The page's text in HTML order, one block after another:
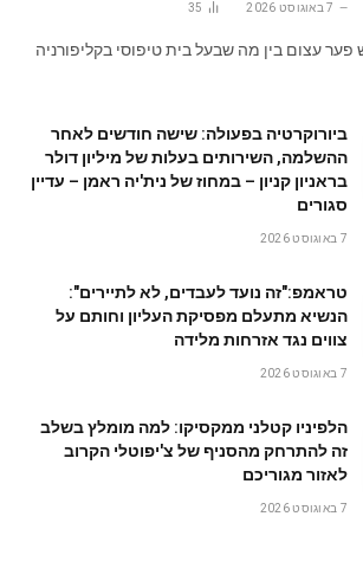
7 באוגוסט 2026 35
פער עצום בין מה שבעל בית טיפוסי בקליפורניה
ביורוקרטיה בפעולה: שישה חודשים לאחר
ההשלמה, השירותים בעלות של מיליון דולר
בראניון קניון – במחוז של נית'יה ראמן – עדיין
סגורים
7 באוגוסט 2026
טראמפ:"זה נועד לעבדים, לא לתיירים":
הנשיא מתעלם מפסיקת העליון וחותם על
צווים נגד אזרחות מלידה
7 באוגוסט 2026
הלפיניו קטלני ממקסיקו: למה מומלץ בשלב
זה להתרחק מהסניף של צ'יפוטלי הקרוב
לאזור מגוריכם
7 באוגוסט 2026